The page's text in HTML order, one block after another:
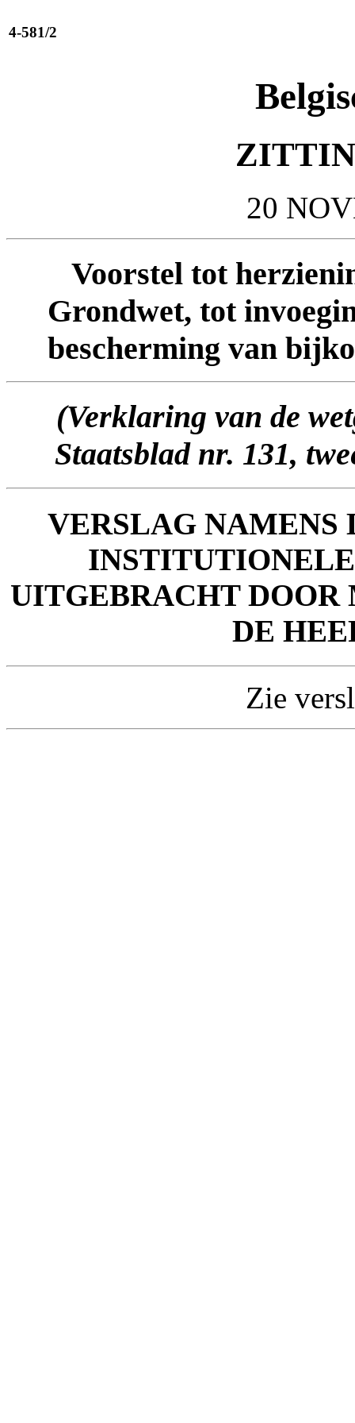
4-581/2
20
Voorstel tot
Grondwet, tot
bescherming van
(Verklaring van de
Staatsblad nr. 131,
VERSLAGNAMENS
UITGEBRACHT
DE
Zie